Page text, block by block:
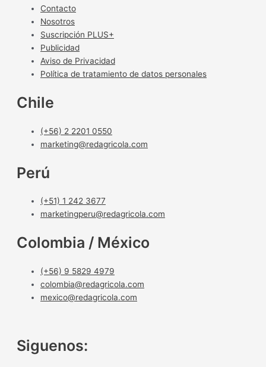
Contacto
Nosotros
Suscripción PLUS+
Publicidad
Aviso de Privacidad
Política de tratamiento de datos personales
Chile
(+56) 2 2201 0550
marketing@redagricola.com
Perú
(+51) 1 242 3677
marketingperu@redagricola.com
Colombia / México
(+56) 9 5829 4979
colombia@redagricola.com
mexico@redagricola.com
Siguenos: